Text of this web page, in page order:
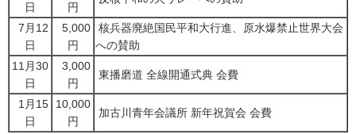
日
円
7月12
日
5,000
円
核兵器廃絶国民平和大行進、原水爆禁止世界大会
への賛助
11月30
日
3,000
円
東播磨道 全線開通式典 会費
1月15
日
10,000
円
加古川青年会議所 新年祝賀会 会費